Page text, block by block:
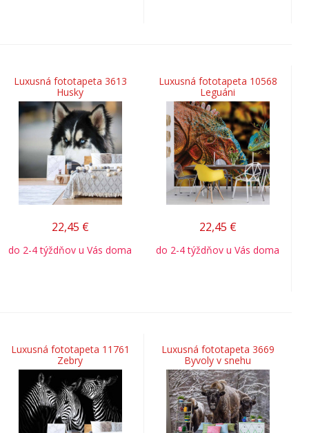
Luxusná fototapeta 3613
Husky
22,45 €
do 2-4 týždňov u Vás doma
Luxusná fototapeta 10568
Leguáni
22,45 €
do 2-4 týždňov u Vás doma
Luxusná fototapeta 11761
Zebry
Luxusná fototapeta 3669
Byvoly v snehu